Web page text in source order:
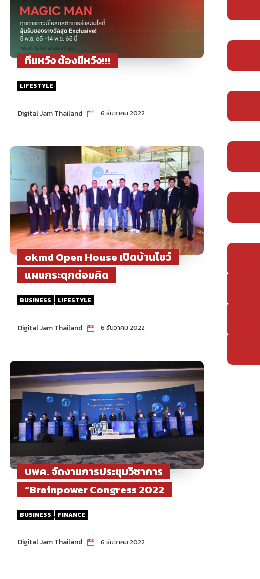
ทีมหวัง ต้องมีหวัง!!!
LIFESTYLE
Digital Jam Thailand 6 ธันวาคม 2022
okmd Open House เปิดบ้านโชว์
แผนกระตุกต่อมคิด
BUSINESS , LIFESTYLE
Digital Jam Thailand 6 ธันวาคม 2022
บพค. จัดงานการประชุมวิชาการ
“Brainpower Congress 2022
BUSINESS , FINANCE
Digital Jam Thailand 6 ธันวาคม 2022